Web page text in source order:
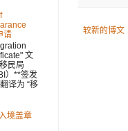
较新的博文
请
文
民局
）**签发
译为 “移
境盖章